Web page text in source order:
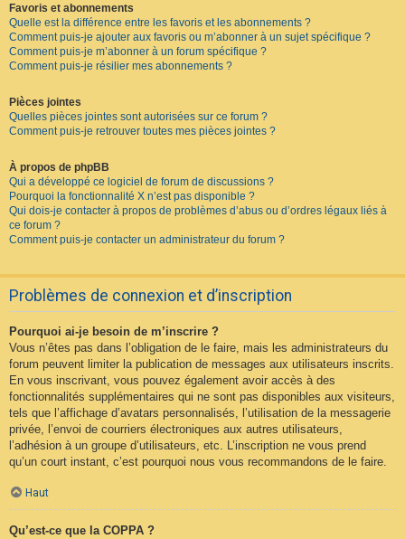
Favoris et abonnements
Quelle est la différence entre les favoris et les abonnements ?
Comment puis-je ajouter aux favoris ou m’abonner à un sujet spécifique ?
Comment puis-je m’abonner à un forum spécifique ?
Comment puis-je résilier mes abonnements ?
Pièces jointes
Quelles pièces jointes sont autorisées sur ce forum ?
Comment puis-je retrouver toutes mes pièces jointes ?
À propos de phpBB
Qui a développé ce logiciel de forum de discussions ?
Pourquoi la fonctionnalité X n’est pas disponible ?
Qui dois-je contacter à propos de problèmes d’abus ou d’ordres légaux liés à
ce forum ?
Comment puis-je contacter un administrateur du forum ?
Problèmes de connexion et d’inscription
Pourquoi ai-je besoin de m’inscrire ?
Vous n’êtes pas dans l’obligation de le faire, mais les administrateurs du
forum peuvent limiter la publication de messages aux utilisateurs inscrits.
En vous inscrivant, vous pouvez également avoir accès à des
fonctionnalités supplémentaires qui ne sont pas disponibles aux visiteurs,
tels que l’affichage d’avatars personnalisés, l’utilisation de la messagerie
privée, l’envoi de courriers électroniques aux autres utilisateurs,
l’adhésion à un groupe d’utilisateurs, etc. L’inscription ne vous prend
qu’un court instant, c’est pourquoi nous vous recommandons de le faire.
Haut
Qu’est-ce que la COPPA ?